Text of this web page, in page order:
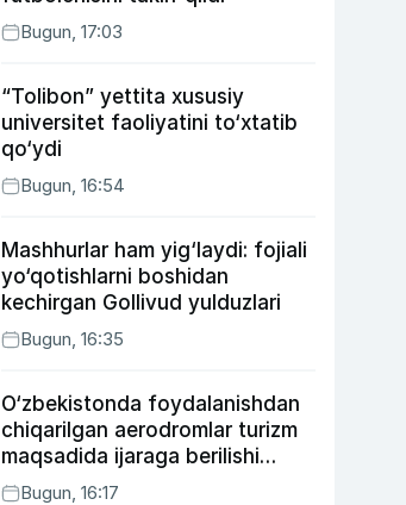
Bugun, 17:03
“Tolibon” yettita xususiy
universitet faoliyatini to‘xtatib
qo‘ydi
Bugun, 16:54
Mashhurlar ham yig‘laydi: fojiali
yo‘qotishlarni boshidan
kechirgan Gollivud yulduzlari
Bugun, 16:35
O‘zbekistonda foydalanishdan
chiqarilgan aerodromlar turizm
maqsadida ijaraga berilishi
mumkin
Bugun, 16:17